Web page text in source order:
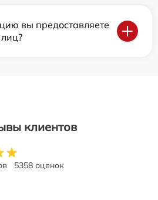
вы предоставляете
клиентов
5358 оценок